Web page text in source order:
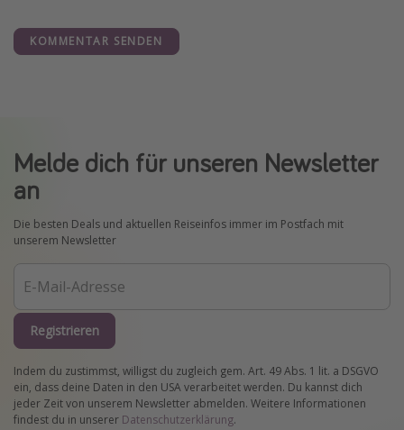
KOMMENTAR SENDEN
Melde dich für unseren Newsletter
an
Die besten Deals und aktuellen Reiseinfos immer im Postfach mit
unserem Newsletter
Registrieren
Indem du zustimmst, willigst du zugleich gem. Art. 49 Abs. 1 lit. a DSGVO
ein, dass deine Daten in den USA verarbeitet werden. Du kannst dich
jeder Zeit von unserem Newsletter abmelden. Weitere Informationen
findest du in unserer Datenschutzerklärung.